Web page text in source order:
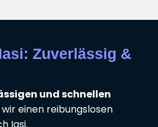
Zuverlässig &
und schnellen
einen reibungslosen